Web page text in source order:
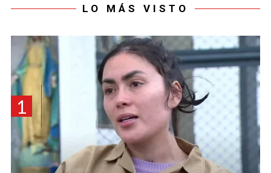
LO MÁS VISTO
1